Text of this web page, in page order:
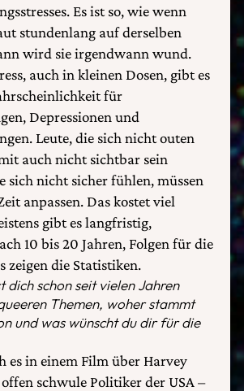
Es ist so, wie wenn
stundenlang auf derselben
wird sie irgendwann wund.
auch in kleinen Dosen, gibt es
für
Depressionen und
Leute, die sich nicht outen
auch nicht sichtbar sein
sich nicht sicher fühlen, müssen
anpassen. Das kostet viel
gibt es langfristig,
10 bis 20 Jahren, Folgen für die
zeigen die Statistiken.
dich schon seit vielen Jahren
Themen, woher stammt
und was wünscht du dir für die
es in einem Film über Harvey
schwule Politiker der USA –